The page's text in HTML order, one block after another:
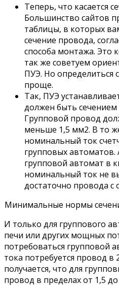
Теперь, что касается
Большинство сайтов
таблицы, в которых
сечение провода,
способа монтажа. Это
так же советуем
ПУЭ. Но определиться
проще.
Так, ПУЭ
должен быть
Групповой провод
меньше 1,5 мм2. В то
номинальный ток
групповых автоматов.
групповой автомат в
номинальный ток не
достаточно провода с
Минимальные нормы
И только для группового
печи или других мощных
потребоваться групповой
тока потребуется провод в
получается, что для
провод в пределах от 1,5